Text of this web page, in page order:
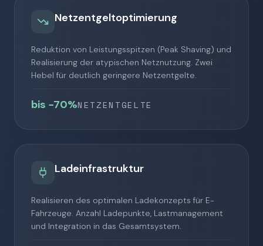
Netzentgeltoptimierung
Reduktion von Leistungsspitzen (Peak Shaving) und
Realisierung der atypischen Netznutzung. Zwei
Hebel für deutlich geringere Netzentgelte.
bis −70%NETZENTGELTE
Ladeinfrastruktur
Realisieren des optimalen Ladekonzepts für E-
Fahrzeuge. Anzahl Ladepunkte, Lastmanagement
und Integration in das Gesamtsystem.